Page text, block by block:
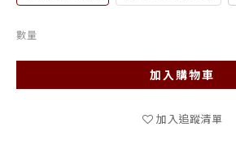
數量
加入購物車
加入追蹤清單